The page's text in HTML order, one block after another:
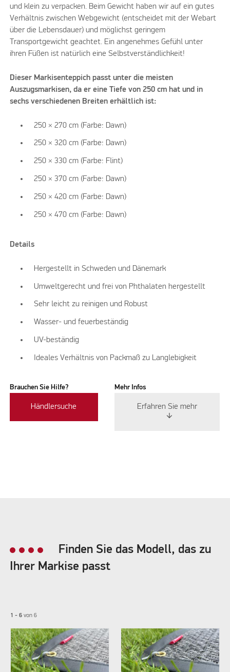
und klein zu verpacken. Beim Gewicht haben wir auf ein gutes
Verhältnis zwischen Webgewicht (entscheidet mit der Webart
über die Lebensdauer) und möglichst geringem
Transportgewicht geachtet. Ein angenehmes Gefühl unter
ihren Füßen ist natürlich eine Selbstverständlichkeit!
Dieser Markisenteppich passt unter die meisten
Auszugsmarkisen, da er eine Tiefe von 250 cm hat und in
sechs verschiedenen Breiten erhältlich ist:
250 × 270 cm (Farbe: Dawn)
250 × 320 cm (Farbe: Dawn)
250 × 330 cm (Farbe: Flint)
250 × 370 cm (Farbe: Dawn)
250 × 420 cm (Farbe: Dawn)
250 × 470 cm (Farbe: Dawn)
Details
Hergestellt in Schweden und Dänemark
Umweltgerecht und frei von Phthalaten hergestellt
Sehr leicht zu reinigen und Robust
Wasser- und feuerbeständig
UV-beständig
Ideales Verhältnis von Packmaß zu Langlebigkeit
Brauchen Sie Hilfe?
Händlersuche
Mehr Infos
Erfahren Sie mehr
Finden Sie das Modell, das zu
Ihrer Markise passt
1 - 6von 6